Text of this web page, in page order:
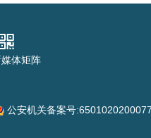
机构
机构
克拉玛依
体矩阵
公安机关备案号